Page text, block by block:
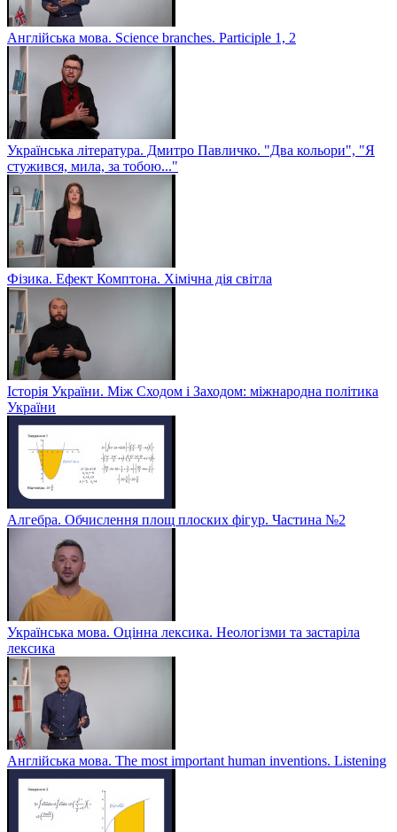
Англійська мова. Sсience branches. Participle 1, 2
Українська література. Дмитро Павличко. "Два кольори", "Я
стужився, мила, за тобою..."
Фізика. Ефект Комптона. Хімічна дія світла
Історія України. Між Сходом і Заходом: міжнародна політика
України
Алгебра. Обчислення площ плоских фігур. Частина №2
Українська мова. Оцінна лексика. Неологізми та застаріла
лексика
Англійська мова. The most important human inventions. Listening